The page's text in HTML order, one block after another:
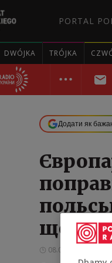
PORTAL
DWÓJKA TRÓJKA
Додати як
щодо
08.07.2026 15:30